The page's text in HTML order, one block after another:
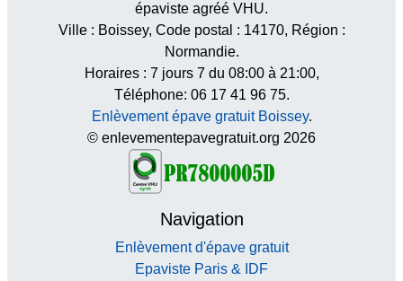
épaviste agréé VHU.
Ville : Boissey, Code postal : 14170, Région :
Normandie.
Horaires : 7 jours 7 du 08:00 à 21:00,
Téléphone: 06 17 41 96 75.
Enlèvement épave gratuit Boissey.
© enlevementepavegratuit.org 2026
Navigation
Enlèvement d'épave gratuit
Epaviste Paris & IDF